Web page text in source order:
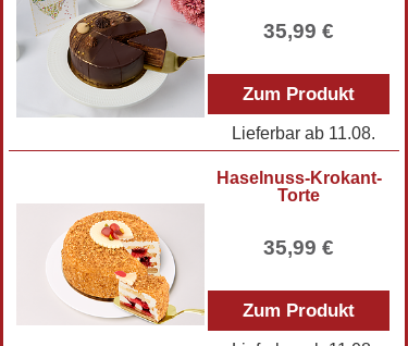
35,99 €
Zum Produkt
Lieferbar ab 11.08.
Haselnuss-Krokant-
Torte
35,99 €
Zum Produkt